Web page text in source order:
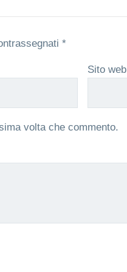
*
Sito web
volta che commento.